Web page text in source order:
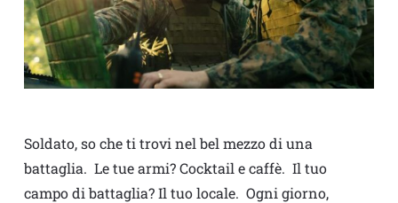
Soldato, so che ti trovi nel bel mezzo di una
battaglia. Le tue armi? Cocktail e caffè. Il tuo
campo di battaglia? Il tuo locale. Ogni giorno,